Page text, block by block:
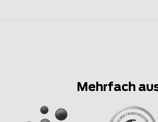
Mehrfach